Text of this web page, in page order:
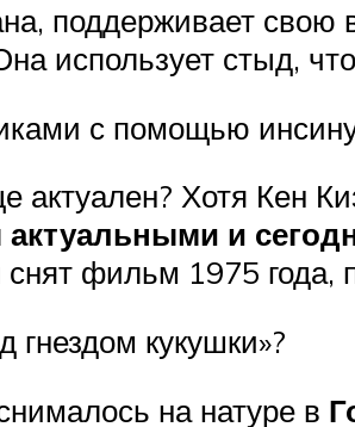
поддерживает
использует стыд,
с помощью
актуален? Хотя Кен
и
снят фильм 1975
гнездом кукушки»?
на натуре в